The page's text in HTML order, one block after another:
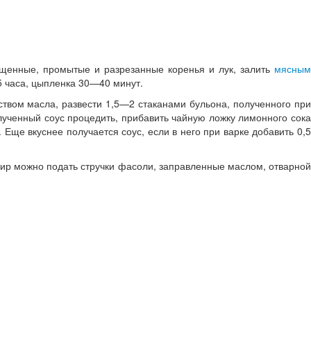
промытые и разрезанные коренья и лук, залить мясным
часа, цыпленка 30—40 минут.
масла, развести 1,5—2 стаканами бульона, полученного при
соус процедить, прибавить чайную ложку лимонного сока
вкуснее получается соус, если в него при варке добавить 0,5
можно подать стручки фасоли, заправленные маслом, отварной